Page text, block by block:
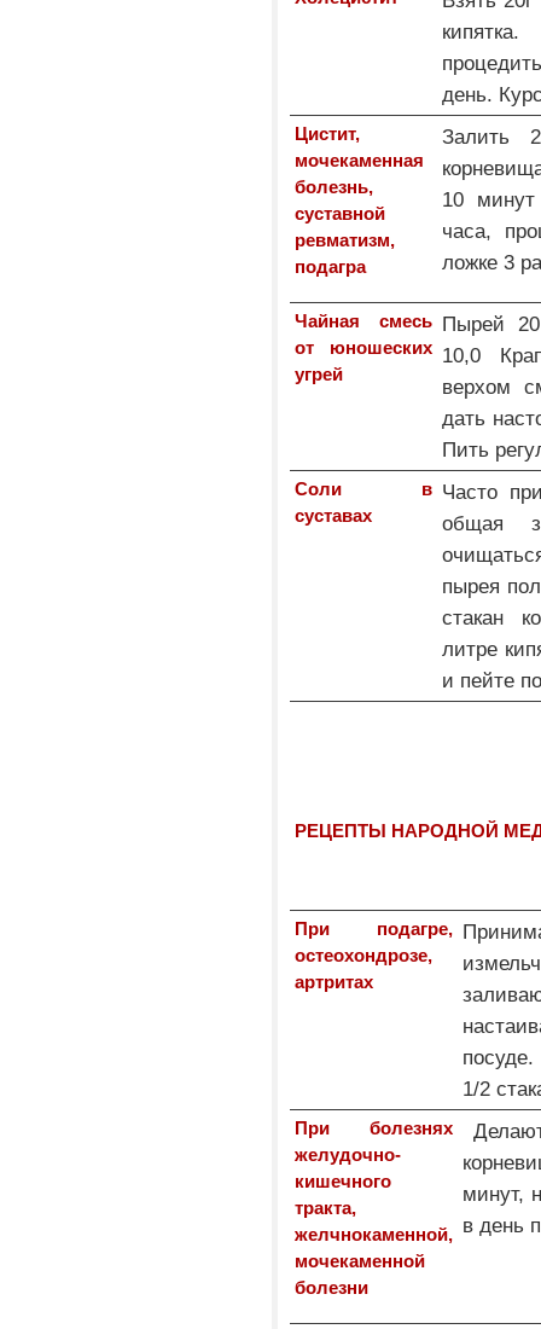
день.
Цистит,
мочекаменная
болезнь,
суставной
ревматизм,
подагра
Залить
10 минут
часа,
ложке 3
Чайная смесь
от юношеских
угрей
Пырей
10,0
верхом
дать
Пить
Соли в
суставах
Часто
общая
пырея
стакан
литре
и пейте
РЕЦЕПТЫ НАРОДНОЙ
При подагре,
остеохондрозе,
артритах
1/2
При болезнях
желудочно-
кишечного
тракта,
желчнокаменной,
мочекаменной
болезни
минут,
в день